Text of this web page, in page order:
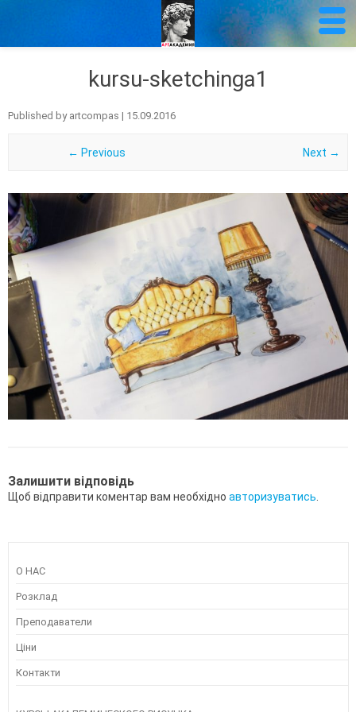
kursu-sketchinga1
Published by artcompas | 15.09.2016
← Previous Next →
Залишити відповідь
Щоб відправити коментар вам необхідно авторизуватись.
О НАС
Розклад
Преподаватели
Ціни
Контакти